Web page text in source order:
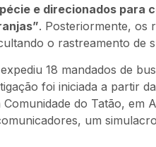
e direcionados para
. Posteriormente, os
o rastreamento de
18 mandados de
foi iniciada a partir
do Tatão, em
um